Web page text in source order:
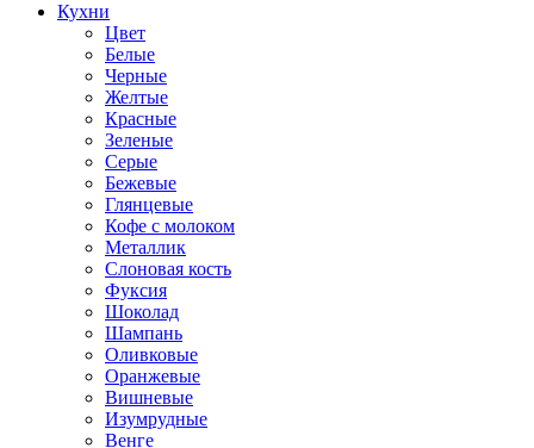
Кухни
Цвет
Белые
Черные
Желтые
Красные
Зеленые
Серые
Бежевые
Глянцевые
Кофе с молоком
Металлик
Слоновая кость
Фуксия
Шоколад
Шампань
Оливковые
Оранжевые
Вишневые
Изумрудные
Венге